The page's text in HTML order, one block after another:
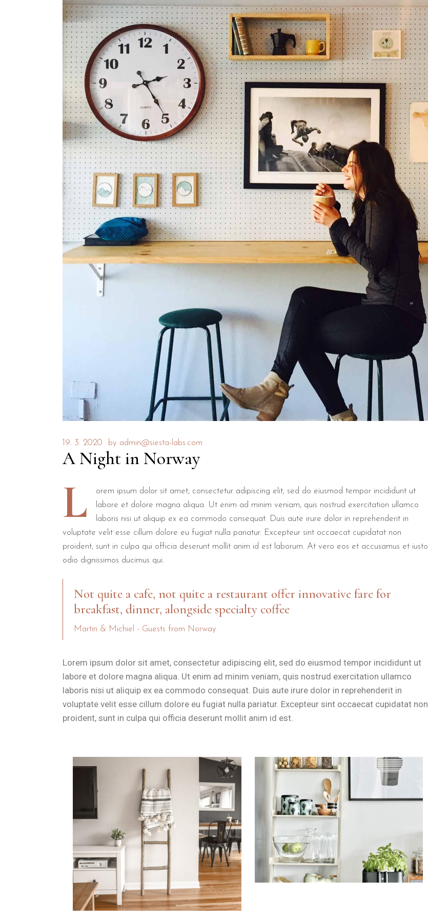
19. 3. 2020 by admin@siesta-labs.com
A Night in Norway
L
orem ipsum dolor sit amet, consectetur adipiscing elit, sed do eiusmod tempor incididunt ut
labore et dolore magna aliqua. Ut enim ad minim veniam, quis nostrud exercitation ullamco
laboris nisi ut aliquip ex ea commodo consequat. Duis aute irure dolor in reprehenderit in
voluptate velit esse cillum dolore eu fugiat nulla pariatur. Excepteur sint occaecat cupidatat non
proident, sunt in culpa qui officia deserunt mollit anim id est laborum. At vero eos et accusamus et iusto
odio dignissimos ducimus qui.
Not quite a cafe, not quite a restaurant offer innovative fare for
breakfast, dinner, alongside specialty coffee
Martin & Michiel - Guests from Norway
Lorem ipsum dolor sit amet, consectetur adipiscing elit, sed do eiusmod tempor incididunt ut
labore et dolore magna aliqua. Ut enim ad minim veniam, quis nostrud exercitation ullamco
laboris nisi ut aliquip ex ea commodo consequat. Duis aute irure dolor in reprehenderit in
voluptate velit esse cillum dolore eu fugiat nulla pariatur. Excepteur sint occaecat cupidatat non
proident, sunt in culpa qui officia deserunt mollit anim id est.